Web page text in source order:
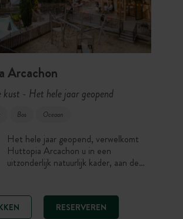
Arcachon
kust - Het hele jaar geopend
Bos Oceaan
Het hele jaar geopend, verwelkomt
Huttopia Arcachon u in een
uitzonderlijk natuurlijk kader, aan de
ontmoet. Op een steenworp van het
stadscentrum en slechts 10 km van
RESERVEREN